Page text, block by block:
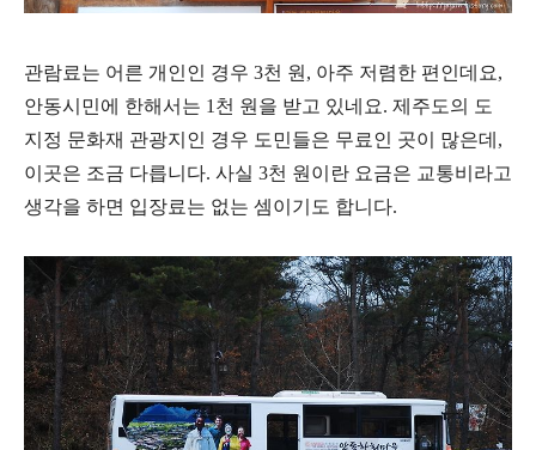
관람료는 어른 개인인 경우 3천 원, 아주 저렴한 편인데요,
안동시민에 한해서는 1천 원을 받고 있네요. 제주도의 도
지정 문화재 관광지인 경우 도민들은 무료인 곳이 많은데,
이곳은 조금 다릅니다. 사실 3천 원이란 요금은 교통비라고
생각을 하면 입장료는 없는 셈이기도 합니다.